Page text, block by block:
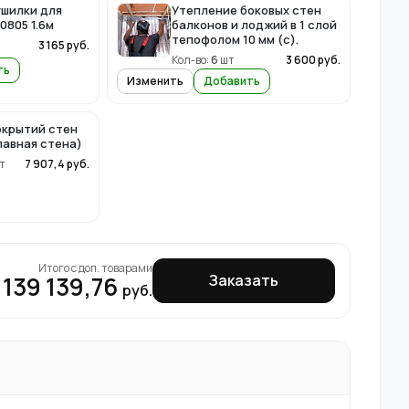
для
1.6м
3 165руб.
Утепление боковых стен
балконов и лоджий в 1 слой
тепофолом 10 мм (с).
Кол-во:6 шт 3 600руб.
Изменить
Добавить
стен
стена)
7 907,4руб.
Итого с доп. товарами
139 139,76 руб. Заказать